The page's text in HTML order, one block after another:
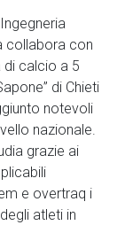
collabora con
di calcio a 5
di Chieti
notevoli
nazionale.
grazie ai
e overtraq i
atleti in